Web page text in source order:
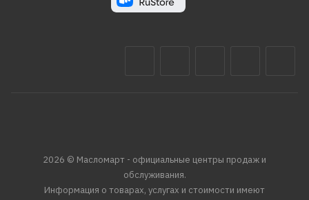
2026 © Масломарт - официальные центры продаж и
обслуживания.
Информация о товарах, услугах и стоимости имеют